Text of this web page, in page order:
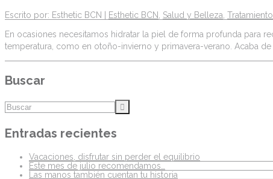
Escrito por: Esthetic BCN | Esthetic BCN Salud y Belleza
En ocasiones necesitamos hidratar la piel de forma profunda para
temperatura, como en otoño-invierno y primavera-verano. Acaba
Buscar
Entradas recientes
Vacaciones, disfrutar sin perder el equilibrio
Este mes de julio recomendamos…
Las manos también cuentan tu historia